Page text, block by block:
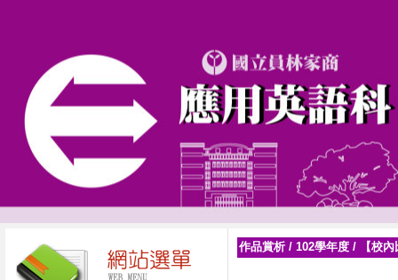
作品賞析 / 102學年度 / 【校